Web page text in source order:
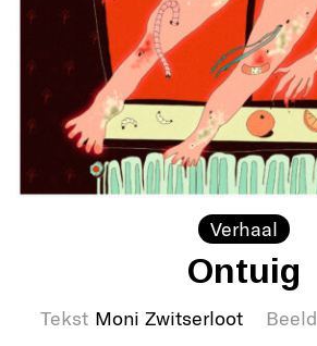
Verhaal
Ontuig
Tekst Moni Zwitserloot Beeld